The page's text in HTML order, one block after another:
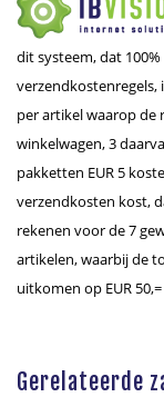
dit systeem, dat
verzendkostenregels,
per artikel waarop de
winkelwagen, 3
pakketten EUR 5
verzendkosten kost,
rekenen voor de 7
artikelen, waarbij de
uitkomen op EUR 50,=
Gerelateerde